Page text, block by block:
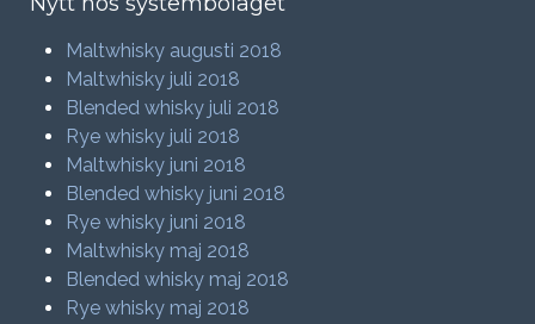
Maltwhisky augusti 2018
Maltwhisky juli 2018
Blended whisky juli 2018
Rye whisky juli 2018
Maltwhisky juni 2018
Blended whisky juni 2018
Rye whisky juni 2018
Maltwhisky maj 2018
Blended whisky maj 2018
Rye whisky maj 2018